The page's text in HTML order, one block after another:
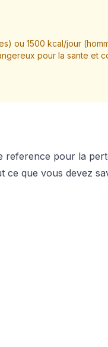
ou 1500 kcal/jour
pour la sante et
reference pour la
ce que vous devez